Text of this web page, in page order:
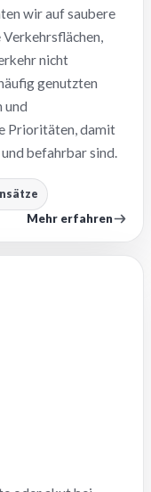
wir auf saubere
nicht
genutzten
und
Prioritäten, damit
befahrbar sind.
Mehr erfahren